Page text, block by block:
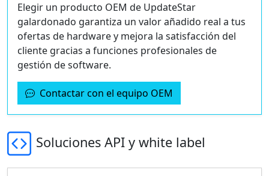
Elegir un producto OEM de UpdateStar
galardonado garantiza un valor añadido real a tus
ofertas de hardware y mejora la satisfacción del
cliente gracias a funciones profesionales de
gestión de software.
Contactar con el equipo OEM
Soluciones API y white label